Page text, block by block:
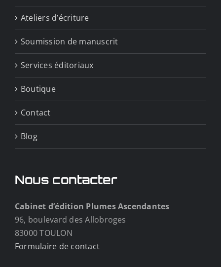
Ateliers d’écriture
Soumission de manuscrit
Services éditoriaux
Boutique
Contact
Blog
Nous contacter
Cabinet d’édition Plumes Ascendantes
96, boulevard des Allobroges
83000 TOULON
Formulaire de contact